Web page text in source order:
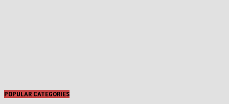
POPULAR CATEGORIES